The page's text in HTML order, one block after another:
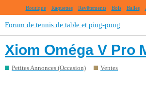
Boutique Raquettes Revêtements Bois Balles
Forum de tennis de table et ping-pong
Xiom Oméga V Pro
Petites Annonces (Occasion) Ventes